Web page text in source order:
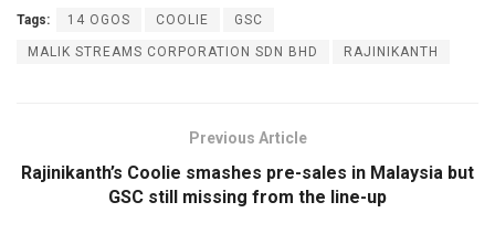
Tags: 14 OGOS COOLIE GSC
MALIK STREAMS CORPORATION SDN BHD RAJINIKANTH
Previous Article
Rajinikanth’s Coolie smashes pre-sales in Malaysia but
GSC still missing from the line-up